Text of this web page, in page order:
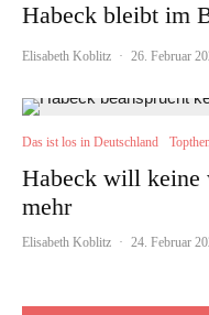
Habeck bleibt im
Elisabeth Koblitz · 26. Februar
Das ist los in Deutschland
Habeck will keine
mehr
Elisabeth Koblitz · 24. Februar